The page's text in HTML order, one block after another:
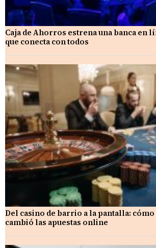
Caja de Ahorros estrena una banca en
que conecta con todos
Del casino de barrio a la pantalla:
cambió las apuestas online